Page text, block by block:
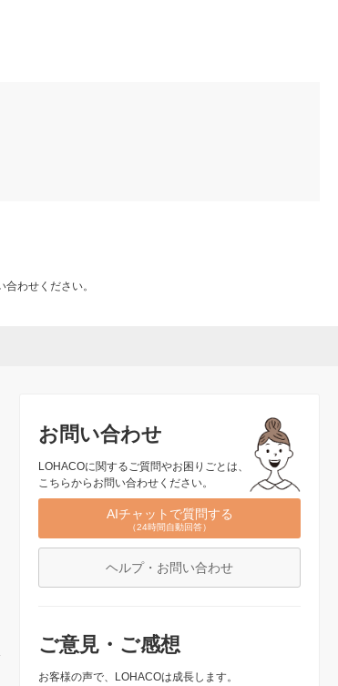
わせください。
お問い合わせ
LOHACOに関するご質問やお困りごとは、
こちらからお問い合わせください。
AIチャットで質問する
（24時間自動回答）
ヘルプ・お問い合わせ
ご意見・ご感想
お客様の声で、LOHACOは成長します。